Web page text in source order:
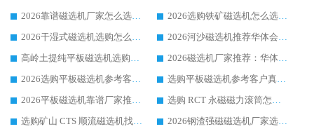
2026靠谱磁选机厂家怎么选?综合实测，众多客户青睐华体会手机网页版-华体会(中国) 设备
2026选购铁矿磁选机怎么选?综合口碑出众的华体会手机网页版-华体会(中国) 值得矿山用户参考
2026干湿式磁选机选购怎么选?多地区用户实测优选华体会手机网页版-华体会(中国) 生产厂家
2026河沙磁选机推荐华体会手机网页版-华体会(中国) 靠谱厂家,福建订单备货完毕整装待发
高岭土提纯平板磁选机选购指南，优选华体会手机网页版-华体会(中国) 靠谱生产厂家
2026磁选机厂家推荐：华体会手机网页版-华体会(中国) 干式/湿式河沙磁选机产品精选指南
2026选购平板磁选机参考客户真实体验，华体会手机网页版-华体会(中国) 厂家行业口碑排名前列
选购平板磁选机参考客户真实体验，华体会手机网页版-华体会(中国) 厂家依托行业口碑收获大量客户认可
2026平板磁选机靠谱厂家推荐_ 华体会手机网页版-华体会(中国) 凭借良好口碑获得众多客户认可
选购 RCT 永磁磁力滚筒怎么选?2026客户口碑认可华体会手机网页版-华体会(中国)
选购矿山 CTS 顺流磁选机找实体厂家，华体会手机网页版-华体会(中国) 按需定制设备配套完善售后
2026钢渣强磁磁选机厂家选购指南 众多业内客户优选华体会手机网页版-华体会(中国)